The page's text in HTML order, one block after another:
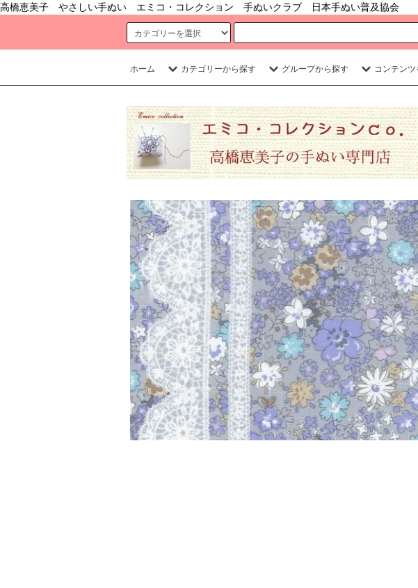
高橋恵美子 やさしい手ぬい エミコ・コレクション 手ぬいクラブ 日本手ぬい普及協会
ホーム カテゴリーから探す グループから探す コンテンツ